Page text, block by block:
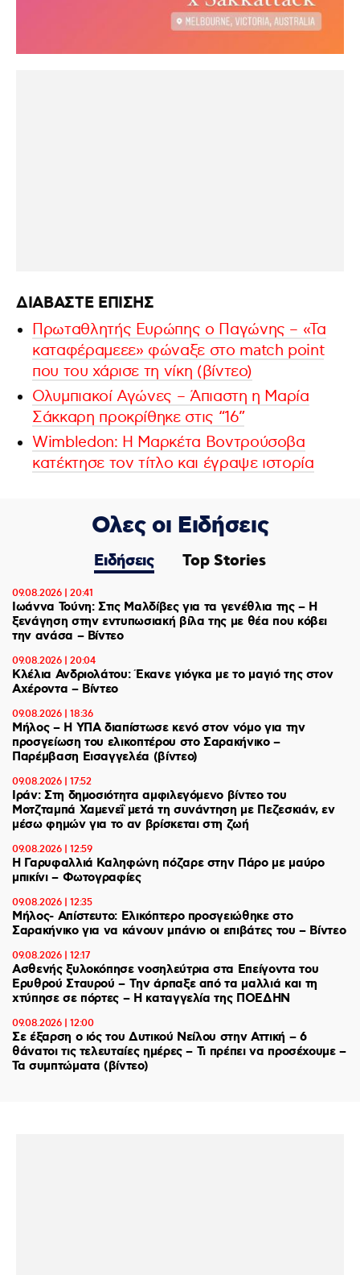
ΔΙΑΒΑΣΤΕ ΕΠΙΣΗΣ
Πρωταθλητής Ευρώπης ο Παγώνης – «Τα
καταφέραμεεε» φώναξε στο match point
που του χάρισε τη νίκη (βίντεο)
Ολυμπιακοί Αγώνες – Άπιαστη η Μαρία
Σάκκαρη προκρίθηκε στις “16”
Wimbledon: Η Μαρκέτα Βοντρούσοβα
κατέκτησε τον τίτλο και έγραψε ιστορία
Ολες οι Ειδήσεις
Ειδήσεις Top Stories
09.08.2026 | 20:41
Ιωάννα Τούνη: Στις Μαλδίβες για τα γενέθλια της – H
ξενάγηση στην εντυπωσιακή βίλα της με θέα που κόβει
την ανάσα – Βίντεο
09.08.2026 | 20:04
Κλέλια Ανδριολάτου: Έκανε γιόγκα με το μαγιό της στον
Αχέροντα – Βίντεο
09.08.2026 | 18:36
Μήλος – Η ΥΠΑ διαπίστωσε κενό στον νόμο για την
προσγείωση του ελικοπτέρου στο Σαρακήνικο –
Παρέμβαση Εισαγγελέα (βίντεο)
09.08.2026 | 17:52
Ιράν: Στη δημοσιότητα αμφιλεγόμενο βίντεο του
Μοτζταμπά Χαμενεΐ μετά τη συνάντηση με Πεζεσκιάν, εν
μέσω φημών για το αν βρίσκεται στη ζωή
09.08.2026 | 12:59
Η Γαρυφαλλιά Καληφώνη πόζαρε στην Πάρο με μαύρο
μπικίνι – Φωτογραφίες
09.08.2026 | 12:35
Μήλος- Απίστευτο: Ελικόπτερο προσγειώθηκε στο
Σαρακήνικο για να κάνουν μπάνιο οι επιβάτες του – Βίντεο
09.08.2026 | 12:17
Ασθενής ξυλοκόπησε νοσηλεύτρια στα Επείγοντα του
Ερυθρού Σταυρού – Tην άρπαξε από τα μαλλιά και τη
χτύπησε σε πόρτες – Η καταγγελία της ΠΟΕΔΗΝ
09.08.2026 | 12:00
Σε έξαρση ο ιός του Δυτικού Νείλου στην Αττική – 6
θάνατοι τις τελευταίες ημέρες – Τι πρέπει να προσέχουμε –
Τα συμπτώματα (βίντεο)